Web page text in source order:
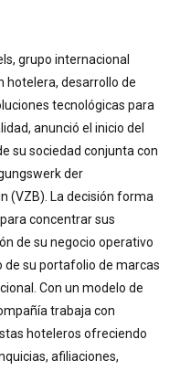
grupo internacional
hotelera, desarrollo de
tecnológicas para
anunció el inicio del
su sociedad conjunta con
der
(VZB). La decisión forma
concentrar sus
de su negocio operativo
de su portafolio de marcas
Con un modelo de
trabaja con
hoteleros ofreciendo
afiliaciones,